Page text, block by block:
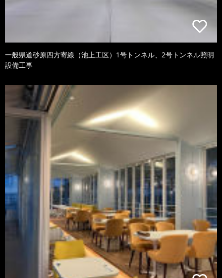
一般県道砂原四方寄線（池上工区）1号トンネル、2号トンネル照明
設備工事